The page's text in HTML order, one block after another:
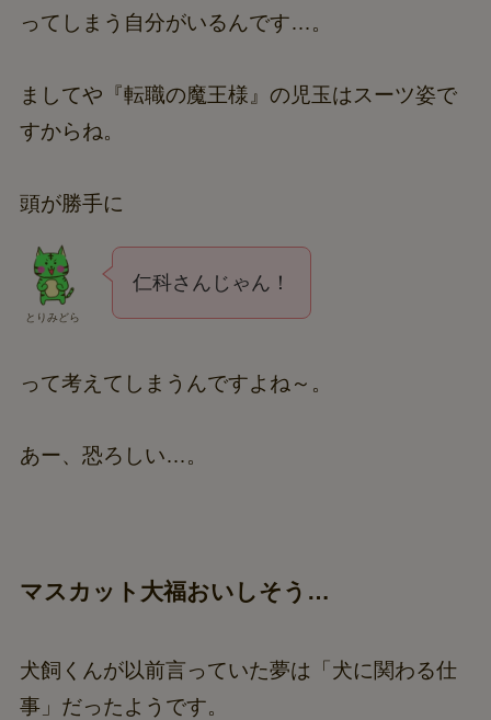
ってしまう自分がいるんです…。
ましてや『転職の魔王様』の児玉はスーツ姿で
すからね。
頭が勝手に
とりみどら
仁科さんじゃん！
って考えてしまうんですよね～。
あー、恐ろしい…。
マスカット大福おいしそう…
犬飼くんが以前言っていた夢は「犬に関わる仕
事」だったようです。